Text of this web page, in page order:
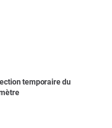
temporaire du